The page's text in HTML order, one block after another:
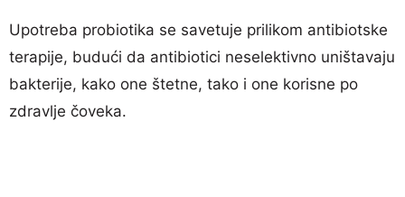
Upotreba probiotika se savetuje prilikom antibiotske
terapije, budući da antibiotici neselektivno uništavaju
bakterije, kako one štetne, tako i one korisne po
zdravlje čoveka.